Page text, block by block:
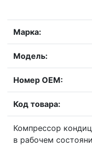
Марка:
Модель:
Номер OEM:
Код товара:
Компрессор
в рабочем